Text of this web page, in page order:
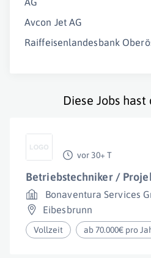
Avcon Jet AG
Raiffeisenlandesbank
Diese Jobs hast
vor 30+ T
Betriebstechniker /
Bonaventura Services
Eibesbrunn
Vollzeit ab 70.000€ pro